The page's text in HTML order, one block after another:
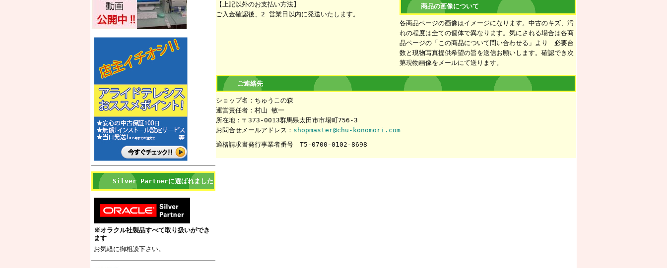
Silver Partnerに選ばれました
※オラクル社製品すべて取り扱いができ
ます
お気軽に御相談下さい。
【上記以外のお支払い方法】
ご入金確認後、2 営業日以内に発送いたします。
商品の画像について
各商品ページの画像はイメージになります。中古のキズ、汚
れの程度は全ての個体で異なります。気にされる場合は各商
品ページの「この商品について問い合わせる」より 必要台
数と現物写真提供希望の旨を送信お願いします。確認でき次
第現物画像をメールにて送ります。
ご連絡先
ショップ名：ちゅうこの森
運営責任者：村山 敏一
所在地：〒373-0013群馬県太田市市場町756-3
お問合せメールアドレス： shopmaster@chu-konomori.com
適格請求書発行事業者番号 T5-0700-0102-8698